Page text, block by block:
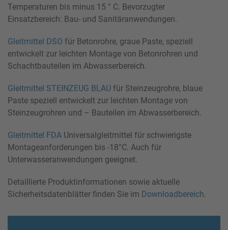
Temperaturen bis minus 15 ° C. Bevorzugter
Einsatzbereich: Bau- und Sanitäranwendungen.
Gleitmittel DSO für Betonrohre, graue Paste, speziell
entwickelt zur leichten Montage von Betonrohren und
Schachtbauteilen im Abwasserbereich.
Gleitmittel STEINZEUG BLAU für Steinzeugrohre, blaue
Paste speziell entwickelt zur leichten Montage von
Steinzeugrohren und – Bauteilen im Abwasserbereich.
Gleitmittel FDA Universalgleitmittel für schwierigste
Montageanforderungen bis -18°C. Auch für
Unterwasseranwendungen geeignet.
Detaillierte Produktinformationen sowie aktuelle
Sicherheitsdatenblätter finden Sie im Downloadbereich.